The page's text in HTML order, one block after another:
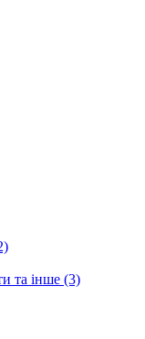
та інше (3)